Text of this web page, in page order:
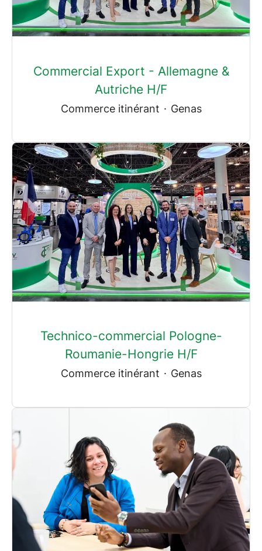
Commercial Export - Allemagne &
Autriche H/F
Commerce itinérant · Genas
Technico-commercial Pologne-
Roumanie-Hongrie H/F
Commerce itinérant · Genas